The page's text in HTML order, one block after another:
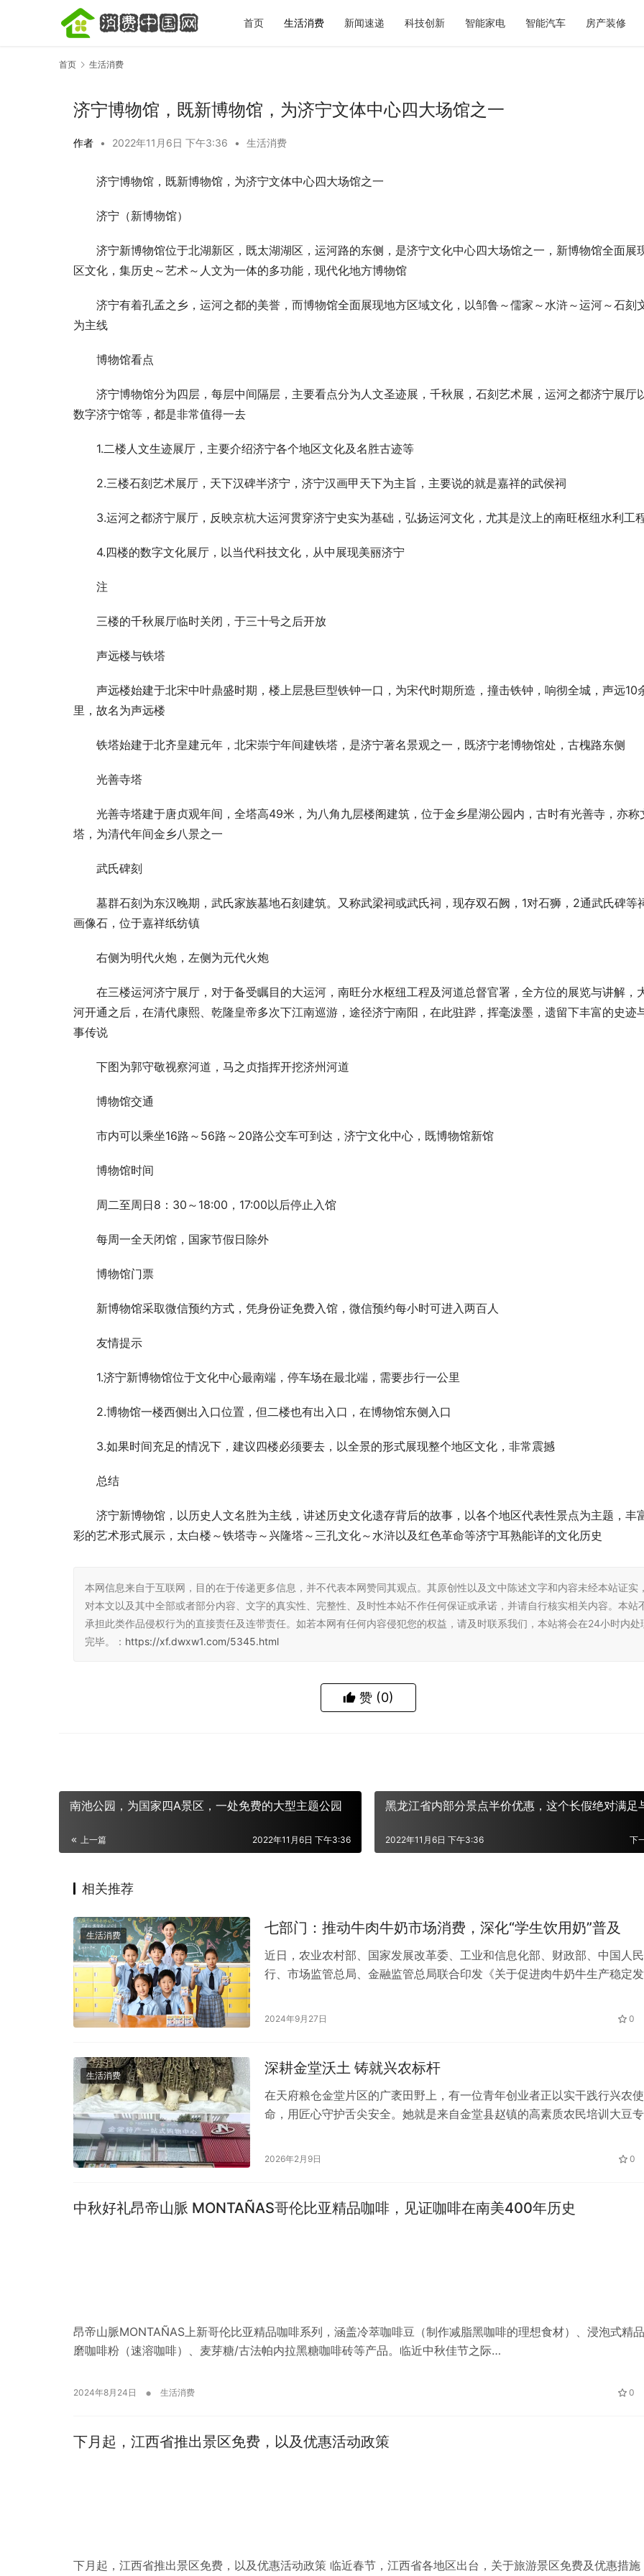
首页 生活消费 新闻速递 科技创新 智能家电 智能汽车 房产装修
首页 生活消费
济宁博物馆，既新博物馆，为济宁文体中心四大场馆之一
作者 • 2022年11月6日 下午3:36 • 生活消费
济宁博物馆，既新博物馆，为济宁文体中心四大场馆之一
济宁（新博物馆）
济宁新博物馆位于北湖新区，既太湖湖区，运河路的东侧，是济宁文化中心四大场馆之一，新博物馆全面展
区文化，集历史～艺术～人文为一体的多功能，现代化地方博物馆
济宁有着孔孟之乡，运河之都的美誉，而博物馆全面展现地方区域文化，以邹鲁～儒家～水浒～运河～石刻
为主线
博物馆看点
济宁博物馆分为四层，每层中间隔层，主要看点分为人文圣迹展，千秋展，石刻艺术展，运河之都济宁展厅
数字济宁馆等，都是非常值得一去
1.二楼人文生迹展厅，主要介绍济宁各个地区文化及名胜古迹等
2.三楼石刻艺术展厅，天下汉碑半济宁，济宁汉画甲天下为主旨，主要说的就是嘉祥的武侯祠
3.运河之都济宁展厅，反映京杭大运河贯穿济宁史实为基础，弘扬运河文化，尤其是汶上的南旺枢纽水利工
4.四楼的数字文化展厅，以当代科技文化，从中展现美丽济宁
注
三楼的千秋展厅临时关闭，于三十号之后开放
声远楼与铁塔
声远楼始建于北宋中叶鼎盛时期，楼上层悬巨型铁钟一口，为宋代时期所造，撞击铁钟，响彻全城，声远10
里，故名为声远楼
铁塔始建于北齐皇建元年，北宋崇宁年间建铁塔，是济宁著名景观之一，既济宁老博物馆处，古槐路东侧
光善寺塔
光善寺塔建于唐贞观年间，全塔高49米，为八角九层楼阁建筑，位于金乡星湖公园内，古时有光善寺，亦称
塔，为清代年间金乡八景之一
武氏碑刻
墓群石刻为东汉晚期，武氏家族墓地石刻建筑。又称武梁祠或武氏祠，现存双石阙，1对石狮，2通武氏碑等
画像石，位于嘉祥纸纺镇
右侧为明代火炮，左侧为元代火炮
在三楼运河济宁展厅，对于备受瞩目的大运河，南旺分水枢纽工程及河道总督官署，全方位的展览与讲解，
河开通之后，在清代康熙、乾隆皇帝多次下江南巡游，途径济宁南阳，在此驻跸，挥毫泼墨，遗留下丰富的史迹
事传说
下图为郭守敬视察河道，马之贞指挥开挖济州河道
博物馆交通
市内可以乘坐16路～56路～20路公交车可到达，济宁文化中心，既博物馆新馆
博物馆时间
周二至周日8：30～18:00，17:00以后停止入馆
每周一全天闭馆，国家节假日除外
博物馆门票
新博物馆采取微信预约方式，凭身份证免费入馆，微信预约每小时可进入两百人
友情提示
1.济宁新博物馆位于文化中心最南端，停车场在最北端，需要步行一公里
2.博物馆一楼西侧出入口位置，但二楼也有出入口，在博物馆东侧入口
3.如果时间充足的情况下，建议四楼必须要去，以全景的形式展现整个地区文化，非常震撼
总结
济宁新博物馆，以历史人文名胜为主线，讲述历史文化遗存背后的故事，以各个地区代表性景点为主题，丰
彩的艺术形式展示，太白楼～铁塔寺～兴隆塔～三孔文化～水浒以及红色革命等济宁耳熟能详的文化历史
本网信息来自于互联网，目的在于传递更多信息，并不代表本网赞同其观点。其原创性以及文中陈述文字和内容未经本站证实，
对本文以及其中全部或者部分内容、文字的真实性、完整性、及时性本站不作任何保证或承诺，并请自行核实相关内容。本站
承担此类作品侵权行为的直接责任及连带责任。如若本网有任何内容侵犯您的权益，请及时联系我们，本站将会在24小时内处
完毕。： https://xf.dwxw1.com/5345.html
赞 (0)
南池公园，为国家四A景区，一处免费的大型主题公园
上一篇 2022年11月6日 下午3:36
黑龙江省内部分景点半价优惠，这个长假绝对满足
下
2022年11月6日 下午3:36
相关推荐
生活消费 七部门：推动牛肉牛奶市场消费，深化“学生饮用奶”普及
近日，农业农村部、国家发展改革委、工业和信息化部、财政部、中国人
行、市场监管总局、金融监管总局联合印发《关于促进肉牛奶牛生产稳定发
2024年9月27日 0
生活消费 深耕金堂沃土 铸就兴农标杆
在天府粮仓金堂片区的广袤田野上，有一位青年创业者正以实干践行兴农使
命，用匠心守护舌尖安全。她就是来自金堂县赵镇的高素质农民培训大豆专
2026年2月9日 0
中秋好礼昂帝山脈 MONTAÑAS哥伦比亚精品咖啡，见证咖啡在南美400年历史
昂帝山脈MONTAÑAS上新哥伦比亚精品咖啡系列，涵盖冷萃咖啡豆（制作减脂黑咖啡的理想食材）、浸泡式精
磨咖啡粉（速溶咖啡）、麦芽糖/古法帕内拉黑糖咖啡砖等产品。临近中秋佳节之际…
2024年8月24日 • 生活消费 0
下月起，江西省推出景区免费，以及优惠活动政策
下月起，江西省推出景区免费，以及优惠活动政策 临近春节，江西省各地区出台，关于旅游景区免费及优惠措施
宋城一梦越千年｜全场景文旅体验盘点，看